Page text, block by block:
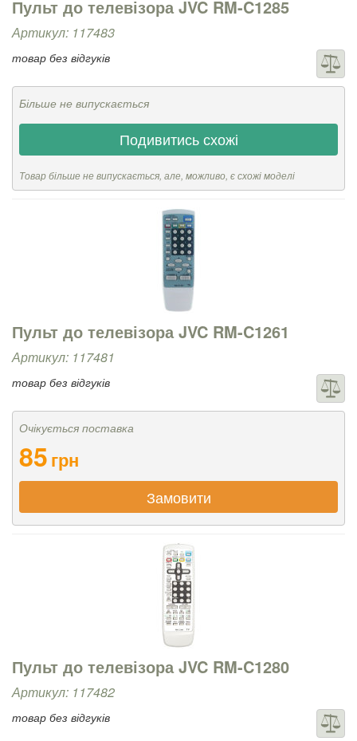
Пульт до телевізора JVC RM-C1285
Артикул: 117483
товар без відгуків
Більше не випускається
Подивитись схожі
Товар більше не випускається, але, можливо, є схожі моделі
Пульт до телевізора JVC RM-C1261
Артикул: 117481
товар без відгуків
Очікується поставка
85грн
Замовити
Пульт до телевізора JVC RM-C1280
Артикул: 117482
товар без відгуків